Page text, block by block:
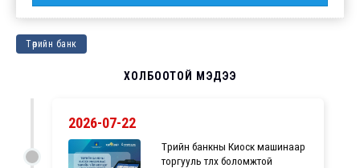
Төрийн банк
ХОЛБООТОЙ МЭДЭЭ
2026-07-22
Төрийн банкны Киоск машинаар
торгууль төлөх боломжтой